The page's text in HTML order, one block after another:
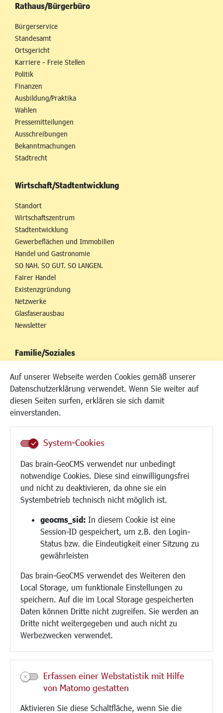
Auf unserer Webseite werden Cookies gemäß unserer
Datenschutzerklärung verwendet. Wenn Sie weiter auf
diesen Seiten surfen, erklären sie sich damit
einverstanden.
System-Cookies
Das brain-GeoCMS verwendet nur unbedingt
notwendige Cookies. Diese sind einwilligungsfrei
und nicht zu deaktivieren, da ohne sie ein
Systembetrieb technisch nicht möglich ist.
geocms_sid: In diesem Cookie ist eine
Session-ID gespeichert, um z.B. den Login-
Status bzw. die Eindeutigkeit einer Sitzung zu
gewährleisten
Das brain-GeoCMS verwendet des Weiteren den
Local Storage, um funktionale Einstellungen zu
speichern. Auf die im Local Storage gespeicherten
Daten können Dritte nicht zugreifen. Sie werden an
Dritte nicht weitergegeben und auch nicht zu
Werbezwecken verwendet.
Erfassen einer Webstatistik mit Hilfe
von Matomo gestatten
Aktivieren Sie diese Schaltfläche, wenn Sie die
Rathaus/Bürgerbüro
Bürgerservice
Standesamt
Ortsgericht
Karriere - Freie Stellen
Politik
Finanzen
Ausbildung/Praktika
Wahlen
Pressemitteilungen
Ausschreibungen
Bekanntmachungen
Stadtrecht
Wirtschaft/Stadtentwicklung
Standort
Wirtschaftszentrum
Stadtentwicklung
Gewerbeflächen und Immobilien
Handel und Gastronomie
SO NAH. SO GUT. SO LANGEN.
Fairer Handel
Existenzgründung
Netzwerke
Glasfaserausbau
Newsletter
Familie/Soziales
Kinderbetreuung
Kinder und Jugend
Institutionen für Familien
Frauen
Schule
Demokratie leben
Ukrainehilfe
Hilfe für Geflüchtete
Religion
Bauen/Umwelt/Mobilität
Bebauungsplanung
Verkehr/Mobilität
Glasfaserausbau
Aktuelle Baustellen
Paddelteich
CINDY S
Kultur/Freizeit/Tourismus
Veranstaltungen
Neue Stadthalle Langen
Bäder